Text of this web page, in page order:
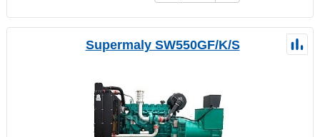
Supermaly SW550GF/K/S